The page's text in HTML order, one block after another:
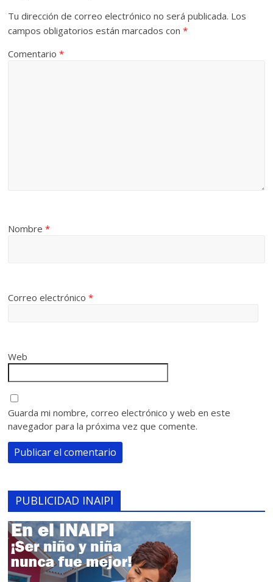
Tu dirección de correo electrónico no será publicada. Los
campos obligatorios están marcados con*
Comentario*
Nombre*
Correo electrónico*
Web
Guarda mi nombre, correo electrónico y web en este
navegador para la próxima vez que comente.
PUBLICIDAD INAIPI